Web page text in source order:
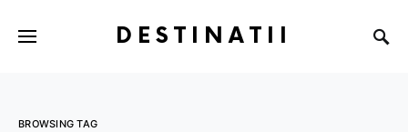
DESTINATII
BROWSING TAG